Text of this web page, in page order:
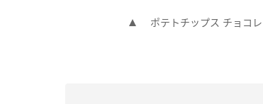
ポテトチップス チョコ